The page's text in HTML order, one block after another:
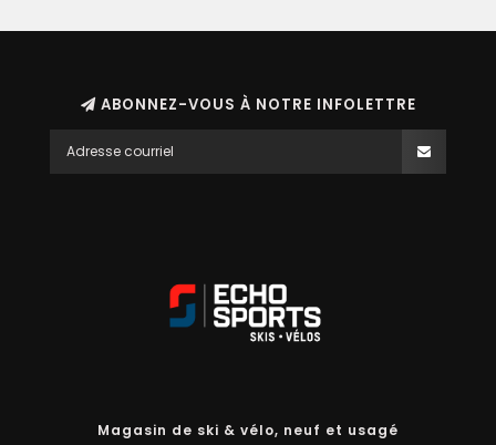
ABONNEZ-VOUS À NOTRE INFOLETTRE
Magasin de ski & vélo, neuf et usagé